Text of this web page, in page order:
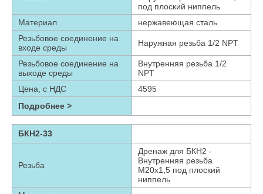
под плоский ниппель
Материал
нержавеющая сталь
Резьбовое соединение на
входе среды
Наружная резьба 1/2 NPT
Резьбовое соединение на
выходе среды
Внутренняя резьба 1/2
NPT
Цена, с НДС
4595
Подробнее >
БКН2-33
Резьба
Дренаж для БКН2 -
Внутренняя резьба
М20х1,5 под плоский
ниппель